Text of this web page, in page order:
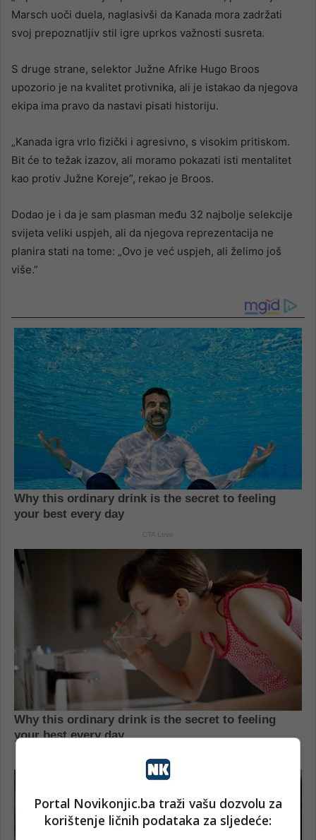
Marsch uoči duela, naglasivši da Kanada mora zadržati
svoj prepoznatljiv stil igre uprkos važnosti susreta.
S druge strane, selektor Južne Afrike Hugo Broos
upozorio je na kvalitet protivnika, ali je istakao da njegova
ekipa ima pravo da nastavi pisati historiju.
„Kanada igra vrlo fizički i agresivno, s visokim pritiskom.
Bit će to težak izazov, ali moramo pokazati isti mentalitet
kao protiv Južne Koreje”, rekao je Broos.
Dodao je i da je sam plasman među 32 najbolje selekcije
svijeta veliki uspjeh, ali da njegova reprezentacija ne
planira stati na tome: „Ovo je već uspjeh, ali želimo još
više.”
Portal Novikonjic.ba traži vašu dozvolu za
korištenje ličnih podataka za sljedeće: